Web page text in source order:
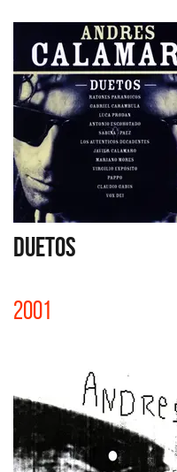
DUETOS
2001